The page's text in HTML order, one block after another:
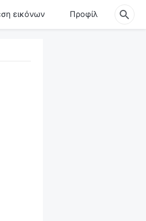
εικόνων Προφίλ